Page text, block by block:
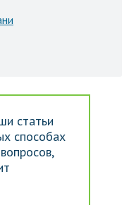
статьи
способах